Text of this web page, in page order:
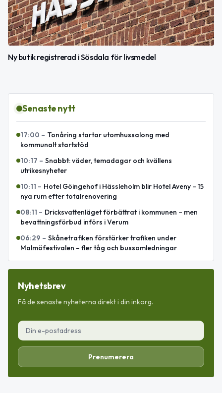
Ny butik registrerad i Sösdala för livsmedel
Senaste nytt
17:00 – Tonåring startar utomhussalong med
kommunalt startstöd
10:17 – Snabbt: väder, temadagar och kvällens
utrikesnyheter
10:11 – Hotel Göingehof i Hässleholm blir Hotel Aveny – 15
nya rum efter totalrenovering
08:11 – Dricksvattenläget förbättrat i kommunen – men
bevattningsförbud införs i Verum
06:29 – Skånetrafiken förstärker trafiken under
Malmöfestivalen – fler tåg och bussomledningar
Nyhetsbrev
Få de senaste nyheterna direkt i din inkorg.
Prenumerera